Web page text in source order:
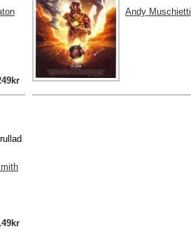
Andy Muschietti